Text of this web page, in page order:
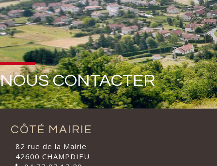
NOUS CONTACTER
CÔTÉ MAIRIE
82 rue de la Mairie
42600 CHAMPDIEU